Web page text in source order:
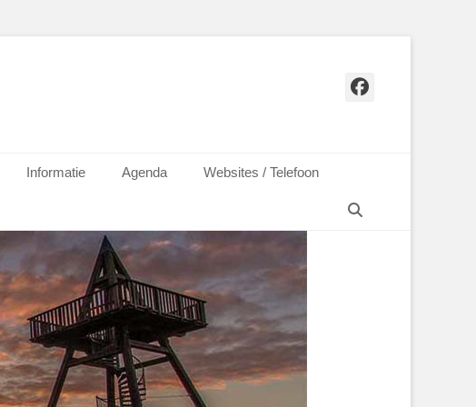
Facebook
Informatie Agenda
Websites / Telefoon